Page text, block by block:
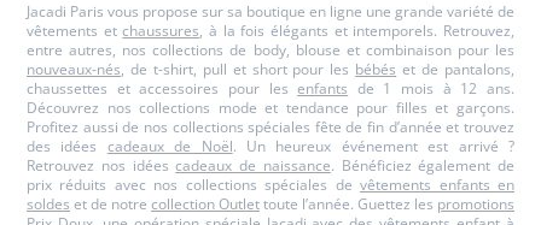
Jacadi Paris vous propose sur sa boutique en ligne une grande variété de
vêtements etchaussures, à la fois élégants et intemporels. Retrouvez,
entre autres, nos collections de body, blouse et combinaison pour les
nouveaux-nés, de t-shirt, pull et short pour les bébés et de pantalons,
chaussettes et accessoires pour lesenfants de 1 mois à 12 ans.
Découvrez nos collections mode et tendance pour filles et garçons.
Profitez aussi de nos collections spéciales fête de fin d’année et trouvez
des idées cadeaux de Noël. Un heureux événement est arrivé ?
Retrouvez nos idéescadeaux de naissance. Bénéficiez également de
prix réduits avec nos collections spéciales devêtements enfants en
soldes et de notre collection Outlettoute l’année. Guettez les promotions